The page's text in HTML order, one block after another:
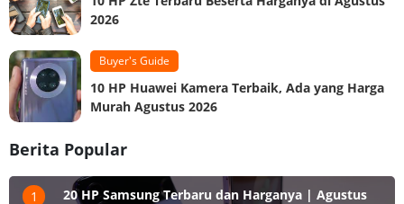
2026
Buyer's Guide
10 HP Huawei Kamera Terbaik, Ada yang Harga
Murah Agustus 2026
Berita Popular
1
20 HP Samsung Terbaru dan Harganya | Agustus